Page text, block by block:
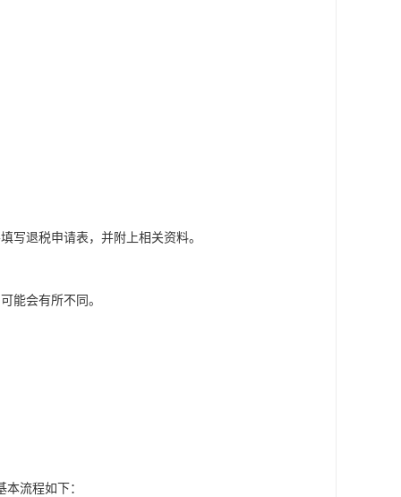
退税申请表，并附上相关资料。
能会有所不同。
流程如下：